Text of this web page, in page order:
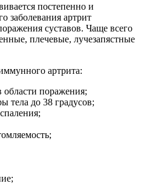
постепенно и
заболевания артрит
суставов. Чаще всего
плечевые, лучезапястные
артрита:
области поражения;
тела до 38 градусов;